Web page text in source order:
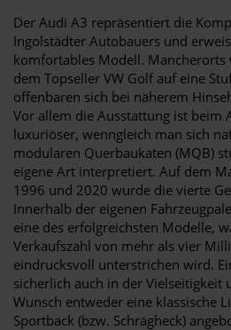
Der Audi A3 repräsentiert die
Ingolstädter Autobauers und
komfortables Modell. Mancherorts
dem Topseller VW Golf auf eine
offenbaren sich bei näherem
Vor allem die Ausstattung ist beim
luxuriöser, wenngleich man sich
modularen Querbaukaten (MQB)
eigene Art interpretiert. Auf dem
1996 und 2020 wurde die vierte
Innerhalb der eigenen
eine des erfolgreichsten Modelle,
Verkaufszahl von mehr als vier
eindrucksvoll unterstrichen wird.
sicherlich auch in der Vielseitigkeit
Wunsch entweder eine klassische
Sportback (bzw. Schrägheck)